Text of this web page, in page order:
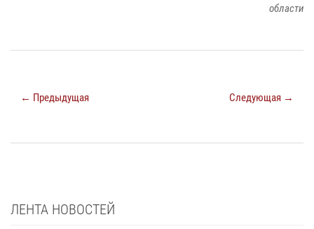
области
← Предыдущая Следующая →
ЛЕНТА НОВОСТЕЙ